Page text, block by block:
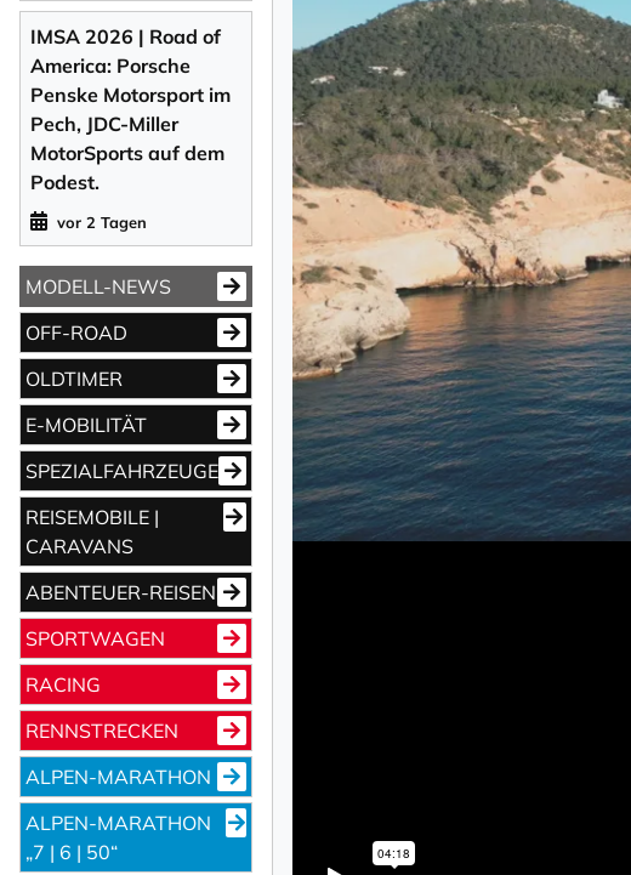
IMSA 2026 | Road of
America: Porsche
Penske Motorsport im
Pech, JDC-Miller
MotorSports auf dem
Podest.
vor 2 Tagen
MODELL-NEWS
OFF-ROAD
OLDTIMER
E-MOBILITÄT
SPEZIALFAHRZEUGE
REISEMOBILE |
CARAVANS
ABENTEUER-REISEN
SPORTWAGEN
RACING
RENNSTRECKEN
ALPEN-MARATHON
ALPEN-MARATHON
„7 | 6 | 50“